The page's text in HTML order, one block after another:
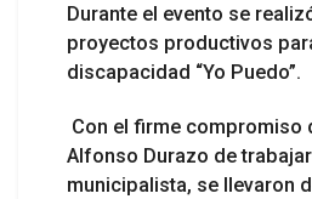
Durante el evento se
proyectos productivos
discapacidad “Yo Puedo”.
Con el firme compromiso
Alfonso Durazo de
municipalista, se llevaron